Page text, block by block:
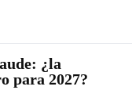
¿la
para 2027?